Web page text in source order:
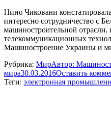
Нино Чиковани
интересно сотрудничество с
машиностроительной
телекоммуникационных
Машиностроение Украины и
Рубрика: МирАвтор:
мира30.03.2016Оставить
Теги: электронная